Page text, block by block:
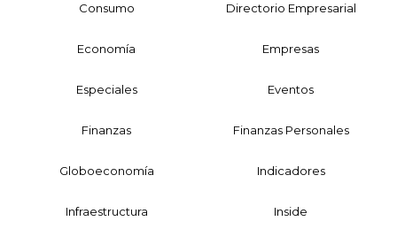
Consumo Directorio Empresarial
Economía Empresas
Especiales Eventos
Finanzas Finanzas Personales
Globoeconomía Indicadores
Infraestructura Inside